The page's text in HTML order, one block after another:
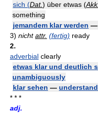
sich (Dat.) über etwas (Akk.
something
jemandem klar werden —
3) nichtattr. (fertig) ready
2.
adverbial clearly
etwas klar und deutlich
unambiguously
klar sehen —
* * *
adj.